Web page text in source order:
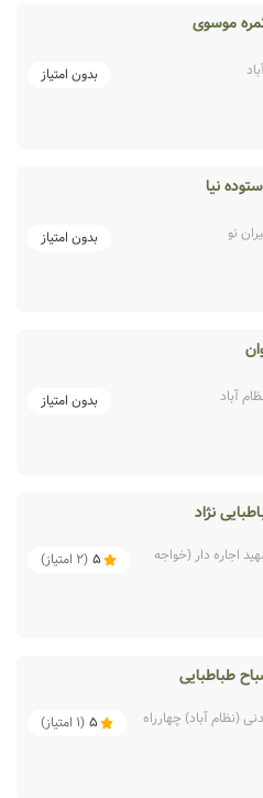
موسوی
بدون امتیاز
نیا
نو بدون امتیاز
آباد بدون امتیاز
نژاد
اجاره دار (خواجه
5
(
2 امتیاز)
طباطبایی
(نظام آباد) چهارراه
5
(
1 امتیاز)